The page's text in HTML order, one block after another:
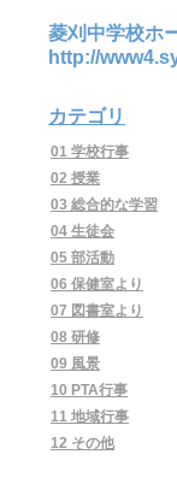
菱刈中学校ホ
http://
カテゴリ
01 学校行事
02 授業
03 総合的な学習
04 生徒会
05 部活動
06 保健室より
07 図書室より
08 研修
09 風景
10 PTA行事
11 地域行事
12 その他